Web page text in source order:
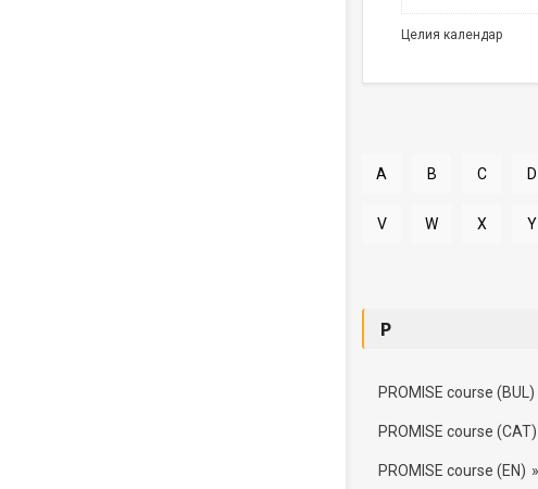
Целия календар
A B C D
V W X Y
P
PROMISE course (BUL)
PROMISE course (CAT)
PROMISE course (EN)